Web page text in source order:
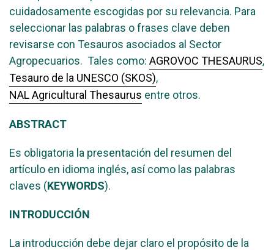
cuidadosamente escogidas por su relevancia. Para
seleccionar las palabras o frases clave deben
revisarse con Tesauros asociados al Sector
Agropecuarios. Tales como: AGROVOC THESAURUS,
Tesauro de la UNESCO (SKOS),
NAL Agricultural Thesaurus entre otros.
ABSTRACT
Es obligatoria la presentación del resumen del
artículo en idioma inglés, así como las palabras
claves (KEYWORDS).
INTRODUCCIÓN
La introducción debe dejar claro el propósito de la